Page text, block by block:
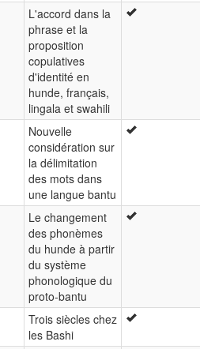
L'accord dans la
phrase et la
proposition
copulatives
d'identité en
hunde, français,
lingala et swahili
Nouvelle
considération sur
la délimitation
des mots dans
une langue bantu
Le changement
des phonèmes
du hunde à partir
du système
phonologique du
proto-bantu
Trois siècles chez
les Bashi